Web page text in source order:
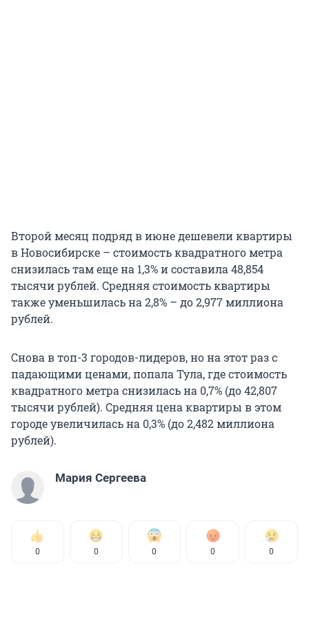
Второй месяц подряд в июне дешевели квартиры
в Новосибирске – стоимость квадратного метра
снизилась там еще на 1,3% и составила 48,854
тысячи рублей. Средняя стоимость квартиры
также уменьшилась на 2,8% – до 2,977 миллиона
рублей.
Снова в топ-3 городов-лидеров, но на этот раз с
падающими ценами, попала Тула, где стоимость
квадратного метра снизилась на 0,7% (до 42,807
тысячи рублей). Средняя цена квартиры в этом
городе увеличилась на 0,3% (до 2,482 миллиона
рублей).
Мария Сергеева
0 0 0 0 0